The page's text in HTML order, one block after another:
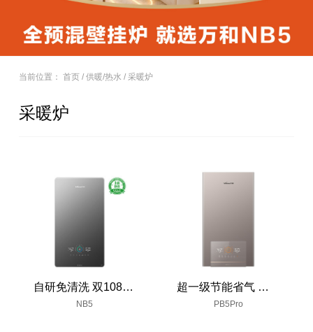
当前位置： 首页/ 供暖/热水 / 采暖炉
采暖炉
自研免清洗 双108%真节能
NB5
超一级节能省气 大流量双卫畅洗
PB5Pro